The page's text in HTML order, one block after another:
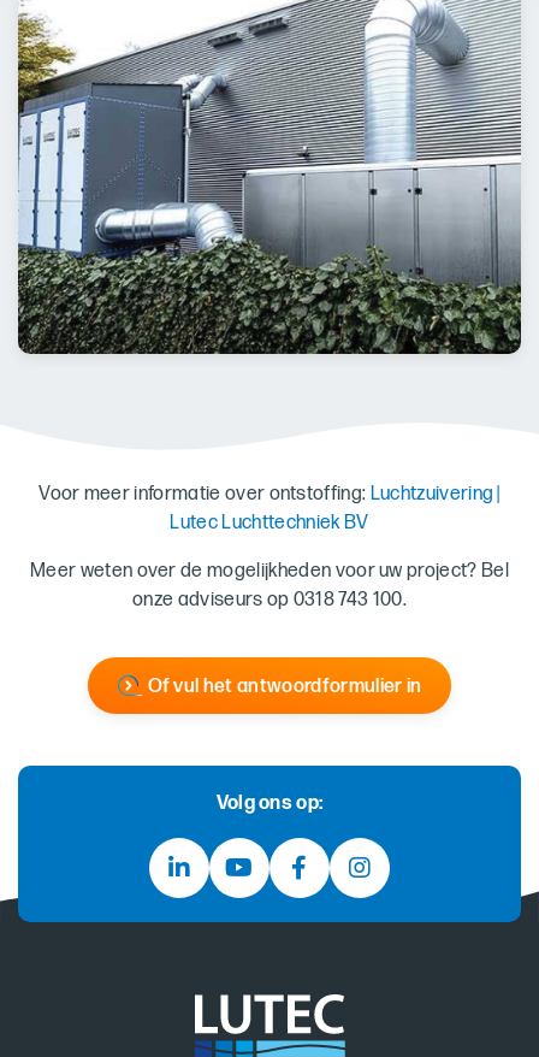
Voor meer informatie over ontstoffing: Luchtzuivering |
Lutec Luchttechniek BV
Meer weten over de mogelijkheden voor uw project? Bel
onze adviseurs op 0318 743 100.
Of vul het antwoordformulier in
Volg ons op: